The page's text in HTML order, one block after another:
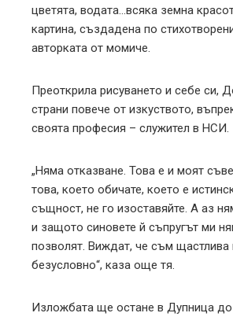
цветята, водата…всяка земна
картина, създадена по
авторката от момиче.
Преоткрила рисуването и себе си,
страни повече от изкуството,
своята професия – служител в НСИ.
„Няма отказване. Това е и моят
това, което обичате, което е
същност, не го изоставяйте. А аз
и защото синовете й съпругът ми
позволят. Виждат, че съм щастлива
безусловно“, каза още тя.
Изложбата ще остане в Дупница до